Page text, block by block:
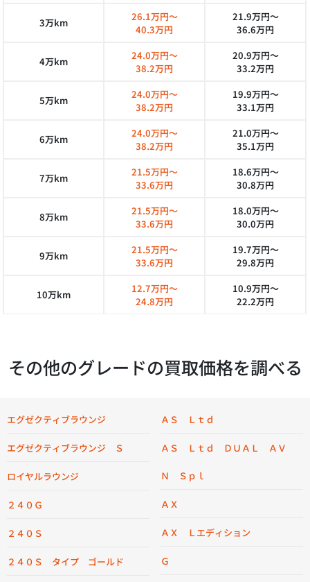
3万km
26.1万円～
40.3万円
21.9万円～
36.6万円
4万km
24.0万円～
38.2万円
20.9万円～
33.2万円
5万km
24.0万円～
38.2万円
19.9万円～
33.1万円
6万km
24.0万円～
38.2万円
21.0万円～
35.1万円
7万km
21.5万円～
33.6万円
18.6万円～
30.8万円
8万km
21.5万円～
33.6万円
18.0万円～
30.0万円
9万km
21.5万円～
33.6万円
19.7万円～
29.8万円
10万km
12.7万円～
24.8万円
10.9万円～
22.2万円
その他のグレードの買取価格を調べる
エグゼクティブラウンジ
エグゼクティブラウンジ Ｓ
ロイヤルラウンジ
２４０Ｇ
２４０Ｓ
２４０Ｓ タイプ ゴールド
ＡＳ Ｌｔｄ
ＡＳ Ｌｔｄ ＤＵＡＬ ＡＶ
Ｎ Ｓｐｌ
ＡＸ
ＡＸ Ｌエディション
Ｇ